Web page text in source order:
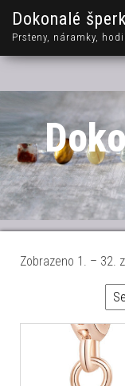
Dokonalé
Prsteny, náramky,
Zobrazeno 1. – 32.